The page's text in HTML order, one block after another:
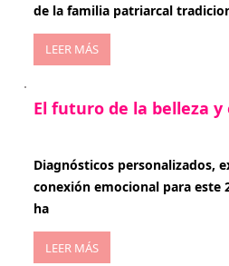
de la familia patriarcal
LEER MÁS
El futuro de la belleza
Diagnósticos personalizados,
conexión emocional para este
ha
LEER MÁS